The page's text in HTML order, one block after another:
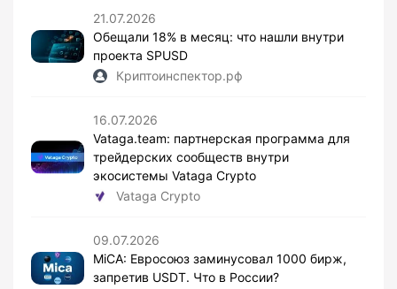
21.07.2026
Обещали 18% в месяц: что нашли внутри
проекта SPUSD
Криптоинспектор.рф
16.07.2026
Vataga.team: партнерская программа для
трейдерских сообществ внутри
экосистемы Vataga Crypto
Vataga Crypto
09.07.2026
MiCA: Евросоюз заминусовал 1000 бирж,
запретив USDT. Что в России?